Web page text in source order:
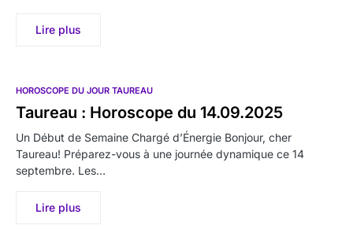
Lire plus
HOROSCOPE DU JOUR TAUREAU
Taureau : Horoscope du 14.09.2025
Un Début de Semaine Chargé d’Énergie Bonjour, cher
Taureau! Préparez-vous à une journée dynamique ce 14
septembre. Les…
Lire plus